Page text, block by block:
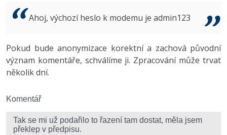
Copywriter
WordPress specialista
Algoritmy -41%
Umělá inteligence (AI) -10%
Fórum
Windows
Kybernetická bezpečnost
Fórum
Ahoj, výchozí heslo k modemu je admin123
Pokud bude anonymizace korektní a zachová původní
význam komentáře, schválíme ji. Zpracování může trvat
několik dní.
Komentář